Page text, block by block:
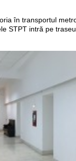
în transportul
STPT intră pe